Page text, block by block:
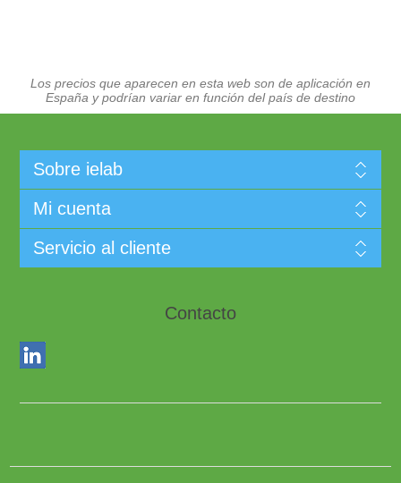
Los precios que aparecen en esta web son de aplicación en
España y podrían variar en función del país de destino
Sobre ielab
Mi cuenta
Servicio al cliente
Contacto